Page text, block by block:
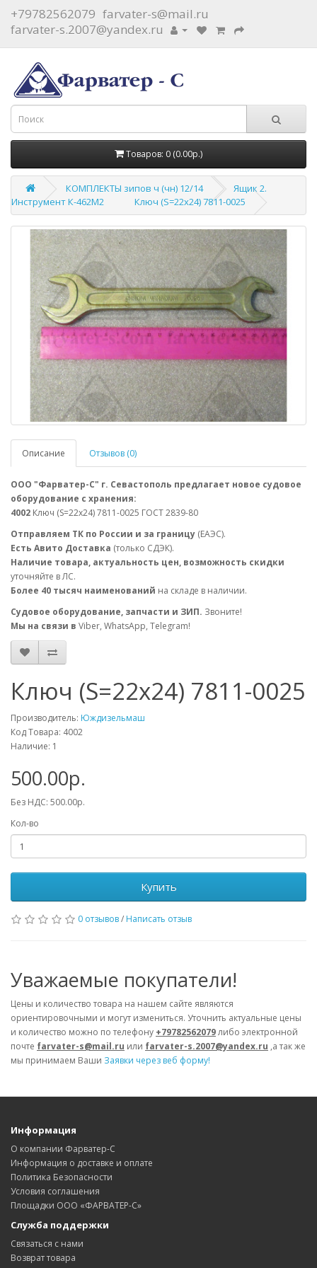
+79782562079 farvater-s@mail.ru
farvater-s.2007@yandex.ru
Товаров: 0 (0.00р.)
КОМПЛЕКТЫ зипов ч (чн) 12/14
Ящик 2.
Инструмент К-462М2
Ключ (S=22х24) 7811-0025
Описание Отзывов (0)
ООО "Фарватер-С" г. Севастополь предлагает новое судовое
оборудование с хранения:
4002 Ключ (S=22х24) 7811-0025 ГОСТ 2839-80
Отправляем ТК по России и за границу (ЕАЭС).
Есть Авито Доставка (только СДЭК).
Наличие товара, актуальность цен, возможность скидки
уточняйте в ЛС.
Более 40 тысяч наименований на складе в наличии.
Судовое оборудование, запчасти и ЗИП. Звоните!
Мы на связи в Viber, WhatsApp, Telegram!
Ключ (S=22х24) 7811-0025
Производитель: Юждизельмаш
Код Товара: 4002
Наличие: 1
500.00р.
Без НДС: 500.00р.
Кол-во
Купить
0 отзывов/ Написать отзыв
Уважаемые покупатели!
Цены и количество товара на нашем сайте являются
ориентировочными и могут измениться. Уточнить актуальные цены
и количество можно по телефону +79782562079либо электронной
почте farvater-s@mail.ru или farvater-s.2007@yandex.ru ,а так же
мы принимаем Ваши Заявки через веб форму!
Информация
О компании Фарватер-С
Информация о доставке и оплате
Политика Безопасности
Условия соглашения
Площадки ООО «ФАРВАТЕР-С»
Служба поддержки
Связаться с нами
Возврат товара